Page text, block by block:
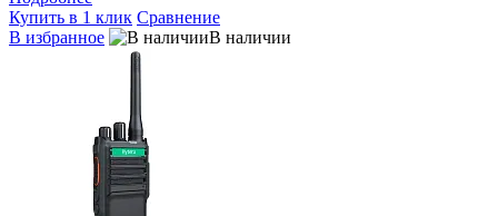
Купить в 1 клик Сравнение
В избранное
В наличии